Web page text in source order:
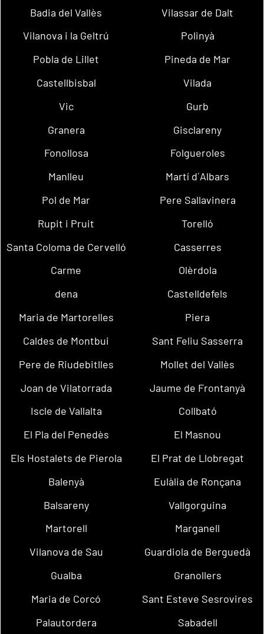
Badia del Vallès
Vilassar de Dalt
Vilanova i la Geltrú
Polinyà
Pobla de Lillet
Pineda de Mar
Castellbisbal
Vilada
Vic
Gurb
Granera
Gisclareny
Fonollosa
Folgueroles
Manlleu
Martí d´Albars
Pol de Mar
Pere Sallavinera
Rupit i Pruit
Torelló
Santa Coloma de Cervelló
Casserres
Carme
Olèrdola
dena
Castelldefels
Maria de Martorelles
Piera
Caldes de Montbui
Sant Feliu Sasserra
Pere de Riudebitlles
Mollet del Vallès
Joan de Vilatorrada
Jaume de Frontanyà
Iscle de Vallalta
Collbató
El Pla del Penedès
El Masnou
Els Hostalets de Pierola
El Prat de Llobregat
Balenyà
Eulàlia de Ronçana
Balsareny
Vallgorguina
Martorell
Marganell
Vilanova de Sau
Guardiola de Berguedà
Gualba
Granollers
Maria de Corcó
Sant Esteve Sesrovires
Palautordera
Sabadell